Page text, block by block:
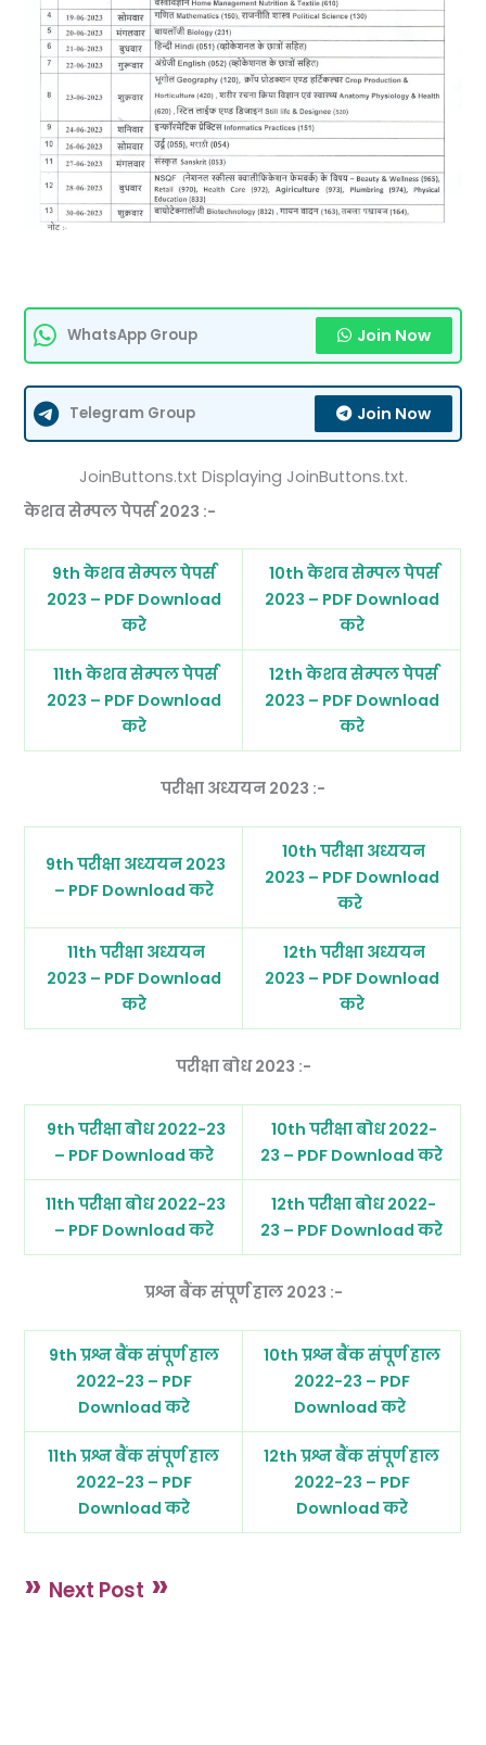
WhatsApp Group Join Now
Telegram Group Join Now
JoinButtons.txt Displaying JoinButtons.txt.
केशव सेम्पल पेपर्स 2023 :-
9th केशव सेम्पल पेपर्स
2023 – PDF Download
करे
10th केशव सेम्पल पेपर्स
2023 – PDF Download
करे
11th केशव सेम्पल पेपर्स
2023 – PDF Download
करे
12th केशव सेम्पल पेपर्स
2023 – PDF Download
करे
परीक्षा अध्ययन 2023 :-
9th परीक्षा अध्ययन 2023
– PDF Download करे
10th परीक्षा अध्ययन
2023 – PDF Download
करे
11th परीक्षा अध्ययन
2023 – PDF Download
करे
12th परीक्षा अध्ययन
2023 – PDF Download
करे
परीक्षा बोध 2023 :-
9th परीक्षा बोध 2022-23
– PDF Download करे
10th परीक्षा बोध 2022-
23 – PDF Download करे
11th परीक्षा बोध 2022-23
– PDF Download करे
12th परीक्षा बोध 2022-
23 – PDF Download करे
प्रश्न बैंक संपूर्ण हाल 2023 :-
9th प्रश्न बैंक संपूर्ण हाल
2022-23 – PDF
Download करे
10th प्रश्न बैंक संपूर्ण हाल
2022-23 – PDF
Download करे
11th प्रश्न बैंक संपूर्ण हाल
2022-23 – PDF
Download करे
12th प्रश्न बैंक संपूर्ण हाल
2022-23 – PDF
Download करे
» Next Post »